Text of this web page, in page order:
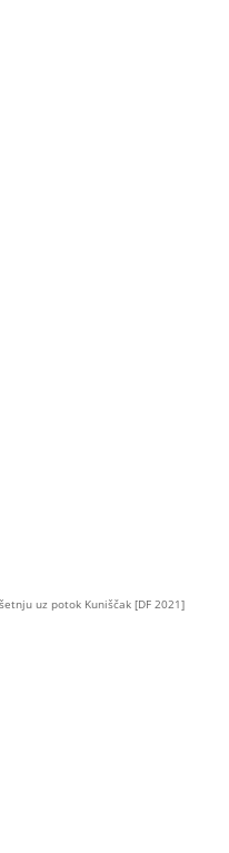
uz potok Kuniščak [DF 2021]